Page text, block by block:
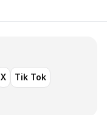
X
Tik Tok